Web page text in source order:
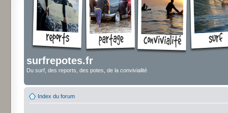
surfrepotes.fr
Du surf, des reports, des potes, de la convivialité
Index du forum